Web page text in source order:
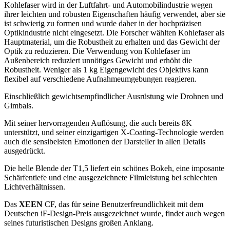
Kohlefaser wird in der Luftfahrt- und Automobilindustrie wegen
ihrer leichten und robusten Eigenschaften häufig verwendet, aber sie
ist schwierig zu formen und wurde daher in der hochpräzisen
Optikindustrie nicht eingesetzt. Die Forscher wählten Kohlefaser als
Hauptmaterial, um die Robustheit zu erhalten und das Gewicht der
Optik zu reduzieren. Die Verwendung von Kohlefaser im
Außenbereich reduziert unnötiges Gewicht und erhöht die
Robustheit. Weniger als 1 kg Eigengewicht des Objektivs kann
flexibel auf verschiedene Aufnahmeumgebungen reagieren.
Einschließlich gewichtsempfindlicher Ausrüstung wie Drohnen und
Gimbals.
Mit seiner hervorragenden Auflösung, die auch bereits 8K
unterstützt, und seiner einzigartigen X-Coating-Technologie werden
auch die sensibelsten Emotionen der Darsteller in allen Details
ausgedrückt.
Die helle Blende der T1,5 liefert ein schönes Bokeh, eine imposante
Schärfentiefe und eine ausgezeichnete Filmleistung bei schlechten
Lichtverhältnissen.
Das XEEN CF, das für seine Benutzerfreundlichkeit mit dem
Deutschen iF-Design-Preis ausgezeichnet wurde, findet auch wegen
seines futuristischen Designs großen Anklang.